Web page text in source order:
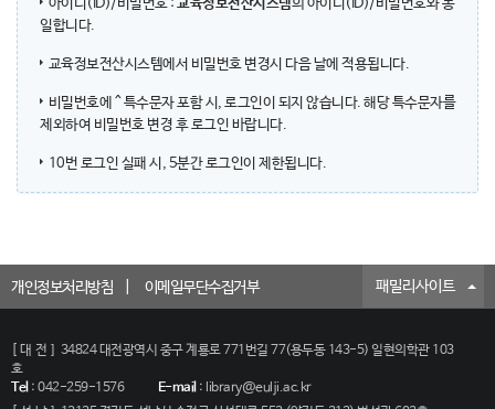
아이디(ID)/비밀번호 : 교육정보전산시스템의 아이디(ID)/비밀번호와 동
일합니다.
교육정보전산시스템에서 비밀번호 변경시 다음 날에 적용됩니다.
비밀번호에 ^ 특수문자 포함 시, 로그인이 되지 않습니다. 해당 특수문자를
제외하여 비밀번호 변경 후 로그인 바랍니다.
10번 로그인 실패 시, 5분간 로그인이 제한됩니다.
개인정보처리방침 이메일무단수집거부 패밀리사이트
[대전]
34824 대전광역시 중구 계룡로 771번길 77(용두동 143-5) 일현의학관 103
호
Tel: 042-259-1576 E-mail: library@eulji.ac.kr